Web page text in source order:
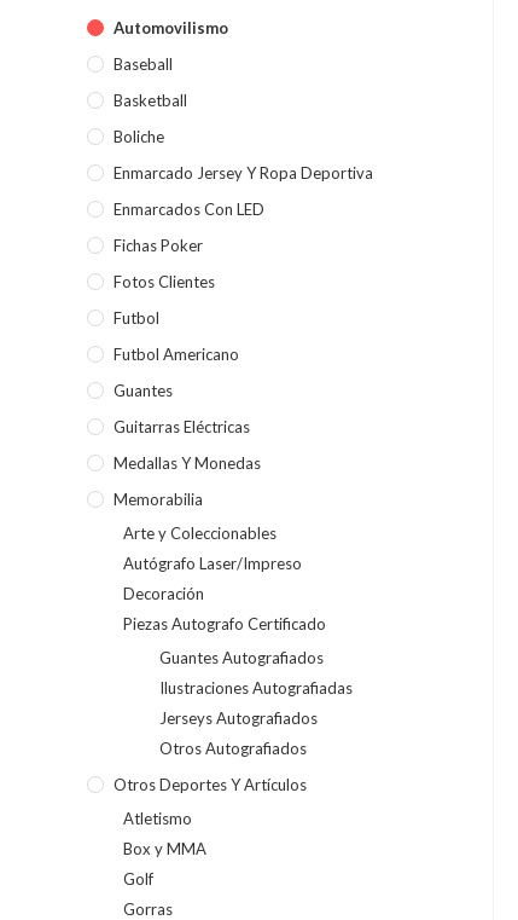
Automovilismo
Baseball
Basketball
Boliche
Enmarcado Jersey Y Ropa Deportiva
Enmarcados Con LED
Fichas Poker
Fotos Clientes
Futbol
Futbol Americano
Guantes
Guitarras Eléctricas
Medallas Y Monedas
Memorabilia
Arte y Coleccionables
Autógrafo Laser/Impreso
Decoración
Piezas Autografo Certificado
Guantes Autografiados
Ilustraciones Autografiadas
Jerseys Autografiados
Otros Autografiados
Otros Deportes Y Artículos
Atletismo
Box y MMA
Golf
Gorras